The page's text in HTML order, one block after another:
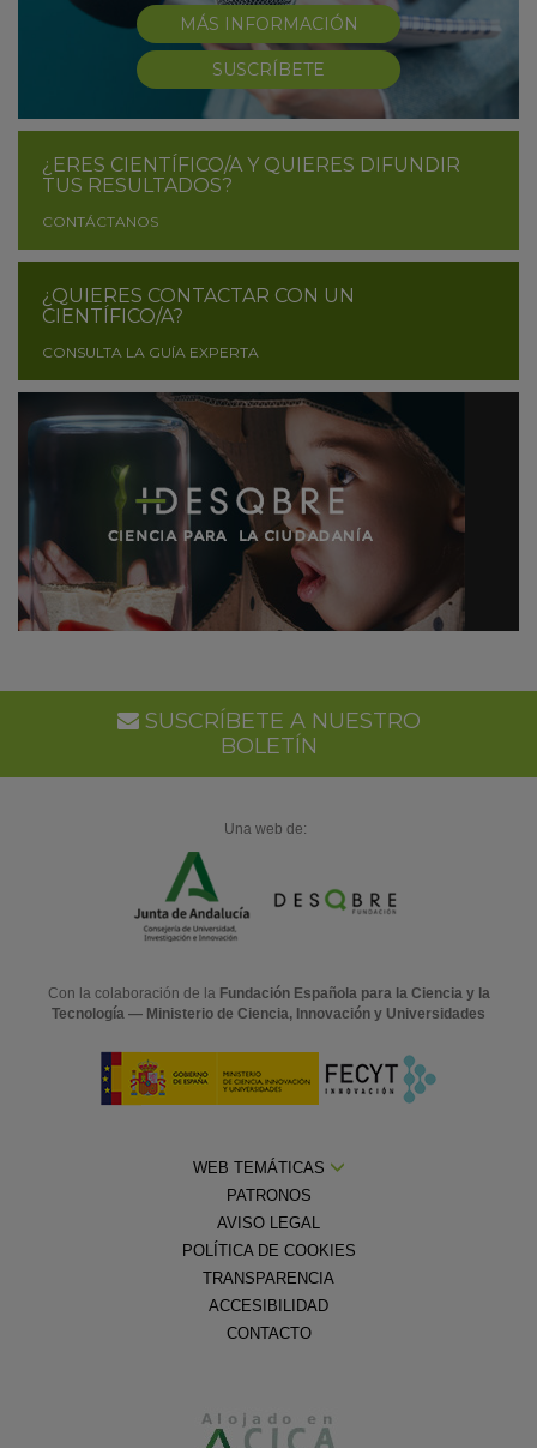
MÁS INFORMACIÓN
SUSCRÍBETE
¿ERES CIENTÍFICO/A Y QUIERES DIFUNDIR
TUS RESULTADOS?
CONTÁCTANOS
¿QUIERES CONTACTAR CON UN
CIENTÍFICO/A?
CONSULTA LA GUÍA EXPERTA
SUSCRÍBETE A NUESTRO
BOLETÍN
Una web de:
Con la colaboración de la Fundación Española para la Ciencia y la
Tecnología — Ministerio de Ciencia, Innovación y Universidades
WEB TEMÁTICAS
PATRONOS
AVISO LEGAL
POLÍTICA DE COOKIES
TRANSPARENCIA
ACCESIBILIDAD
CONTACTO